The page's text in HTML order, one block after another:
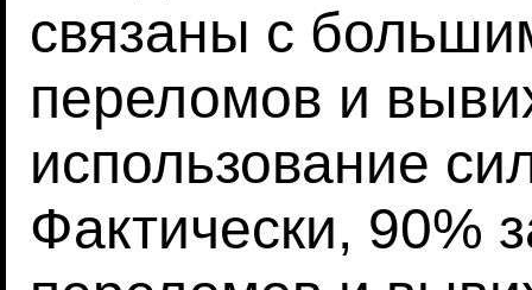
связаны с
переломов и
использование
Фактически, 90%